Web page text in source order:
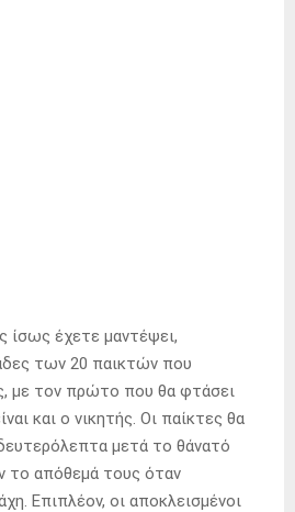
ίσως έχετε μαντέψει,
των 20 παικτών που
με τον πρώτο που θα φτάσει
και ο νικητής. Οι παίκτες θα
μετά το θάνατό
το απόθεμά τους όταν
Επιπλέον, οι αποκλεισμένοι